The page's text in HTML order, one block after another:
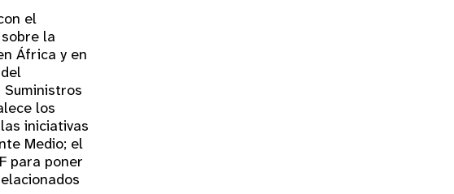
el
la
África y en
los
iniciativas
Medio; el
para poner